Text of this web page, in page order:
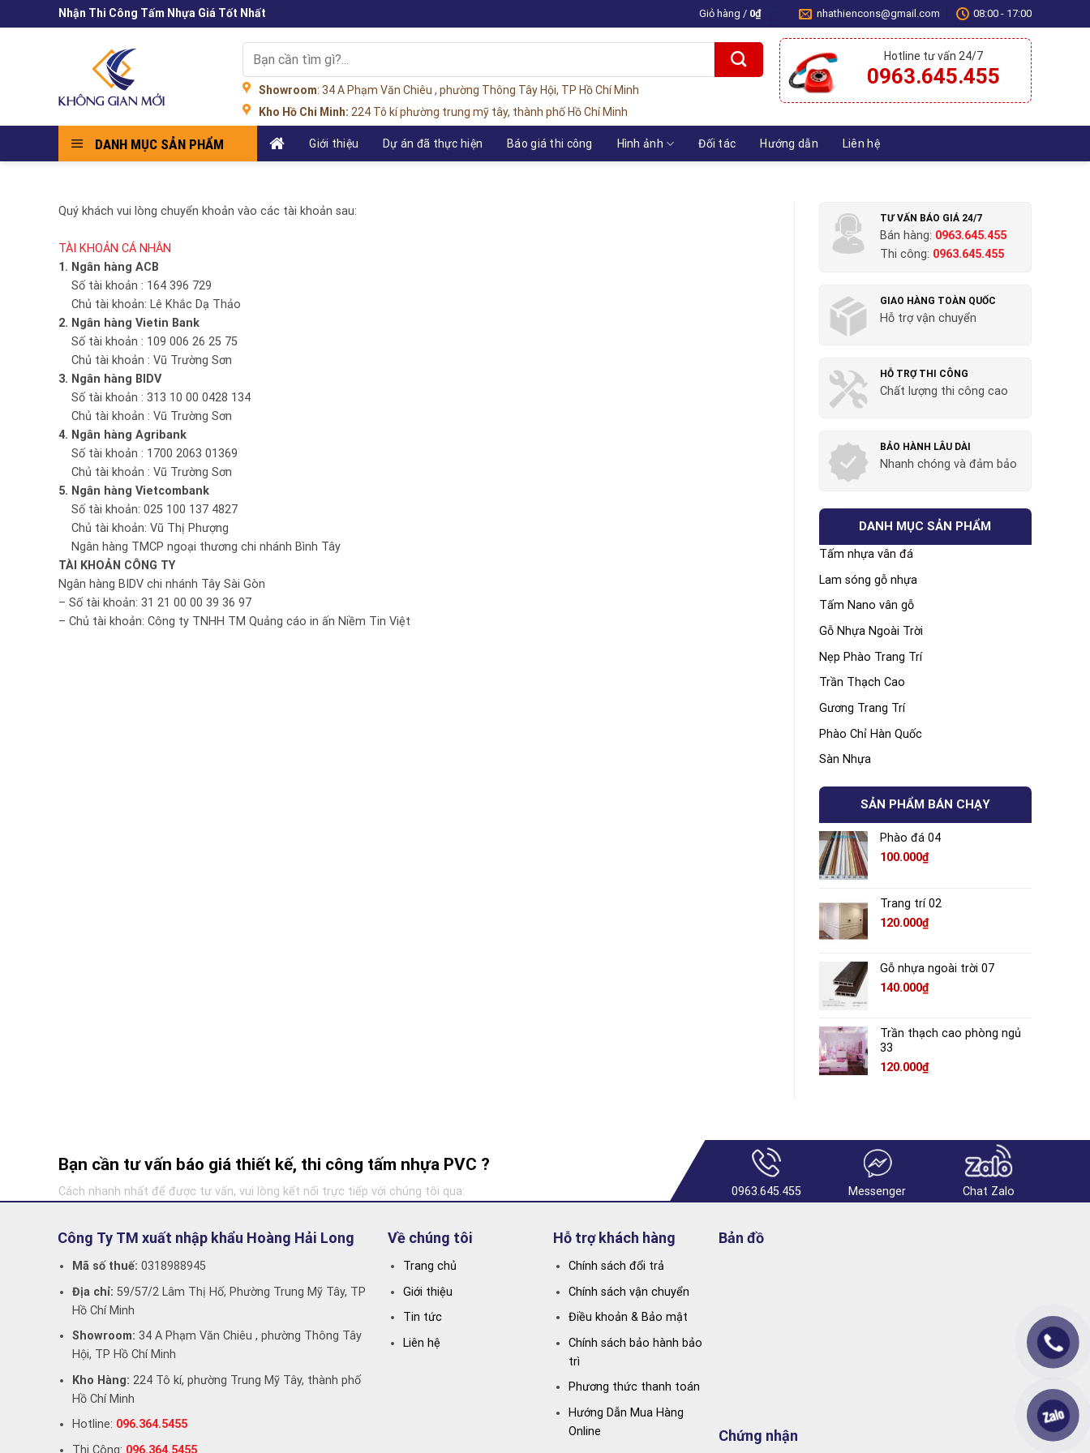
to
Nhận Thi Công Tấm Nhựa Giá Tốt Nhất Giỏ hàng / 0₫ nhathiencons@gmail.com 08:00 - 17:00
kiếm:
Showroom: 34 A Phạm Văn Chiêu , phường Thông Tây Hội, TP Hồ Chí Minh
Kho Hồ Chi Minh: 224 Tô kí phường trung mỹ tây, thành phố Hồ Chí Minh
Hotline tư vấn 24/7
0963.645.455
DANH MỤC SẢN PHẨM Giới thiệu Dự án đã thực hiện Báo giá thi công Hình ảnh Đối tác Hướng dẫn Liên hệ
Quý khách vui lòng chuyển khoản vào các tài khoản sau:
TÀI KHOẢN CÁ NHÂN
1. Ngân hàng ACB
Số tài khoản : 164 396 729
Chủ tài khoản: Lê Khắc Dạ Thảo
2. Ngân hàng Vietin Bank
Số tài khoản : 109 006 26 25 75
Chủ tài khoản : Vũ Trường Sơn
3. Ngân hàng BIDV
Số tài khoản : 313 10 00 0428 134
Chủ tài khoản : Vũ Trường Sơn
4. Ngân hàng Agribank
Số tài khoản : 1700 2063 01369
Chủ tài khoản : Vũ Trường Sơn
5. Ngân hàng Vietcombank
Số tài khoản: 025 100 137 4827
Chủ tài khoản: Vũ Thị Phượng
Ngân hàng TMCP ngoại thương chi nhánh Bình Tây
TÀI KHOẢN CÔNG TY
Ngân hàng BIDV chi nhánh Tây Sài Gòn
– Số tài khoản: 31 21 00 00 39 36 97
– Chủ tài khoản: Công ty TNHH TM Quảng cáo in ấn Niềm Tin Việt
TƯ VẤN BÁO GIÁ 24/7
Bán hàng: 0963.645.455
Thi công: 0963.645.455
GIAO HÀNG TOÀN QUỐC
Hỗ trợ vận chuyển
HỖ TRỢ THI CÔNG
Chất lượng thi công cao
BẢO HÀNH LÂU DÀI
Nhanh chóng và đảm bảo
DANH MỤC SẢN PHẨM
Tấm nhựa vân đá
Lam sóng gỗ nhựa
Tấm Nano vân gỗ
Gỗ Nhựa Ngoài Trời
Nẹp Phào Trang Trí
Trần Thạch Cao
Gương Trang Trí
Phào Chỉ Hàn Quốc
Sàn Nhựa
SẢN PHẨM BÁN CHẠY
Phào đá 04
100.000₫
Trang trí 02
120.000₫
Gỗ nhựa ngoài trời 07
140.000₫
Trần thạch cao phòng ngủ
33
120.000₫
Bạn cần tư vấn báo giá thiết kế, thi công tấm nhựa PVC ?
Cách nhanh nhất để được tư vấn, vui lòng kết nối trực tiếp với chúng tôi qua: 0963.645.455 Messenger Chat Zalo
Công Ty TM xuất nhập khẩu Hoàng Hải Long
Mã số thuế: 0318988945
Địa chỉ: 59/57/2 Lâm Thị Hố, Phường Trung Mỹ Tây, TP
Hồ Chí Minh
Showroom: 34 A Phạm Văn Chiêu , phường Thông Tây
Hội, TP Hồ Chí Minh
Kho Hàng: 224 Tô kí, phường Trung Mỹ Tây, thành phố
Hồ Chí Minh
Hotline: 096.364.5455
Thi Công: 096.364.5455
Về chúng tôi
Trang chủ
Giới thiệu
Tin tức
Liên hệ
Hỗ trợ khách hàng
Chính sách đổi trả
Chính sách vận chuyển
Điều khoản & Bảo mật
Chính sách bảo hành bảo
trì
Phương thức thanh toán
Hướng Dẫn Mua Hàng
Online
Bản đồ
Chứng nhận